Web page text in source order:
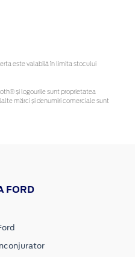
este valabilă în limita stocului
și logourile sunt proprietatea
mărci și denumiri comerciale sunt
FORD